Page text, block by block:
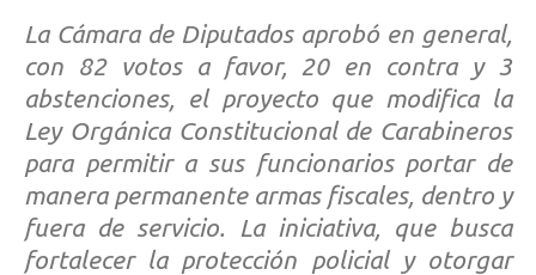
La Cámara de Diputados aprobó en general,
con 82 votos a favor, 20 en contra y 3
abstenciones, el proyecto que modifica la
Ley Orgánica Constitucional de Carabineros
para permitir a sus funcionarios portar de
manera permanente armas fiscales, dentro y
fuera de servicio. La iniciativa, que busca
fortalecer la protección policial y otorgar